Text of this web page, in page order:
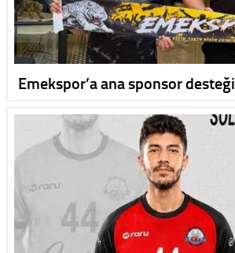
Emekspor’a ana sponsor desteği